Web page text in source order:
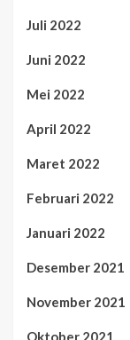
Juli 2022
Juni 2022
Mei 2022
April 2022
Maret 2022
Februari 2022
Januari 2022
Desember 2021
November 2021
Oktober 2021